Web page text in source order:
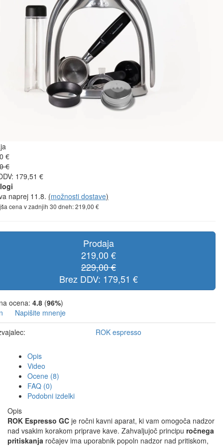
€
€
179,51 €
naprej 11.8. (možnosti dostave)
cena v zadnjih 30 dneh: 219,00 €
Prodaja
219,00 €
229,00 €
Brez DDV: 179,51 €
ocena: 4.8 (96%)
Napišite mnenje
ROK espresso
Opis
Video
Ocene (8)
FAQ (0)
Podobni izdelki
Opis
ROK Espresso GC je ročni kavni aparat, ki vam omogoča nadzor
nad vsakim korakom priprave kave. Zahvaljujoč principu ročnega
pritiskanja ročajev ima uporabnik popoln nadzor nad pritiskom,